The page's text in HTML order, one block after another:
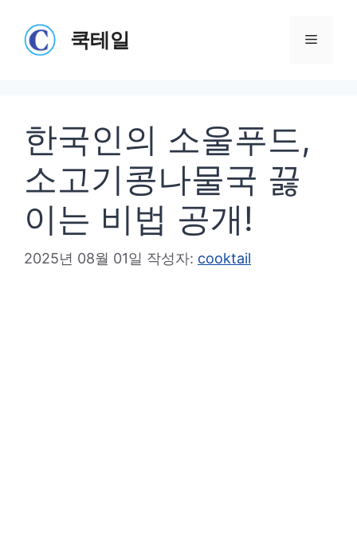
쿡테일 메
한국인의 소울푸드,
소고기콩나물국 끓
이는 비법 공개!
2025년 08월 01일 작성자: cooktail